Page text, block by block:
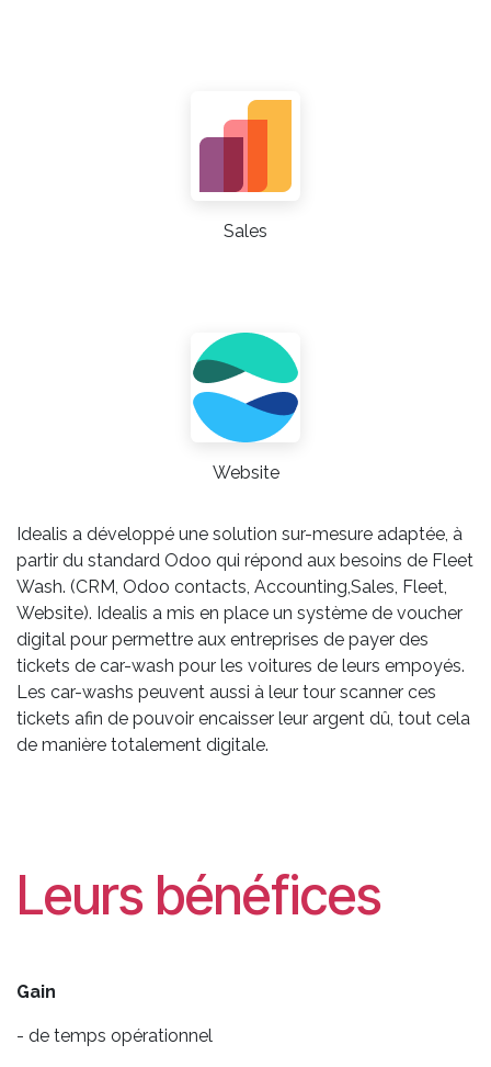
Sales
Website
Idealis a développé une solution sur-mesure adaptée, à
partir du standard Odoo qui répond aux besoins de Fleet
Wash. (CRM, Odoo contacts, Accounting,Sales, Fleet,
Website). Idealis a mis en place un système de voucher
digital pour permettre aux entreprises de payer des
tickets de car-wash pour les voitures de leurs empoyés.
Les car-washs peuvent aussi à leur tour scanner ces
tickets afin de pouvoir encaisser leur argent dû, tout cela
de manière totalement digitale.
Leurs bénéfices
Gain
- de temps opérationnel